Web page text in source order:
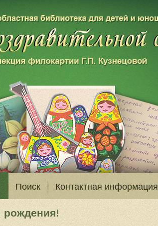
Поиск Контактная информация
рождения!